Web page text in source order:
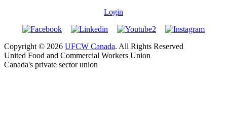
Login
Copyright © 2026 UFCW Canada. All Rights Reserved
United Food and Commercial Workers Union
Canada's private sector union